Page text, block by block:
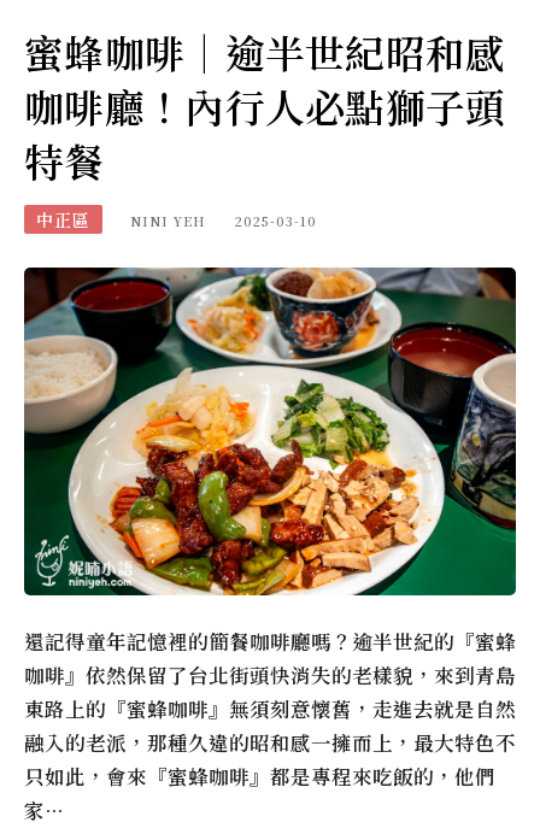
蜜蜂咖啡｜逾半世紀昭和感
咖啡廳！內行人必點獅子頭
特餐
中正區 NINI YEH 2025-03-10
還記得童年記憶裡的簡餐咖啡廳嗎？逾半世紀的『蜜蜂
咖啡』依然保留了台北街頭快消失的老樣貌，來到青島
東路上的『蜜蜂咖啡』無須刻意懷舊，走進去就是自然
融入的老派，那種久違的昭和感一擁而上，最大特色不
只如此，會來『蜜蜂咖啡』都是專程來吃飯的，他們
家…